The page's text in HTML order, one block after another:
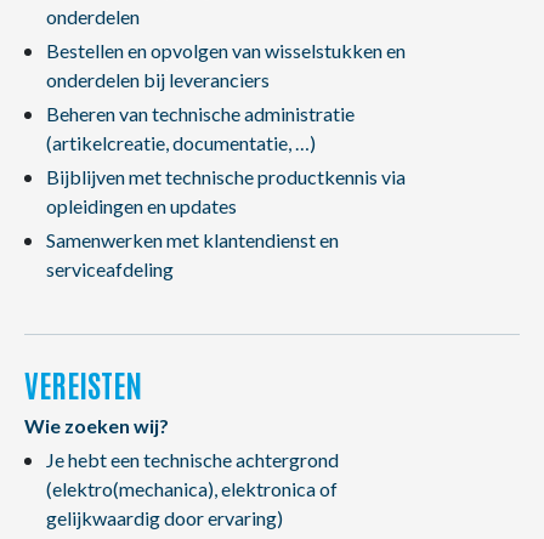
onderdelen
Bestellen en opvolgen van wisselstukken en
onderdelen bij leveranciers
Beheren van technische administratie
(artikelcreatie, documentatie, …)
Bijblijven met technische productkennis via
opleidingen en updates
Samenwerken met klantendienst en
serviceafdeling
VEREISTEN
Wie zoeken wij?
Je hebt een technische achtergrond
(elektro(mechanica), elektronica of
gelijkwaardig door ervaring)